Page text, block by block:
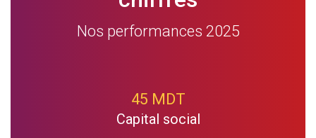
Nos performances 2025
45 MDT
Capital social